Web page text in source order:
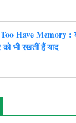
Have Memory :
को भी रखतीं हैं याद